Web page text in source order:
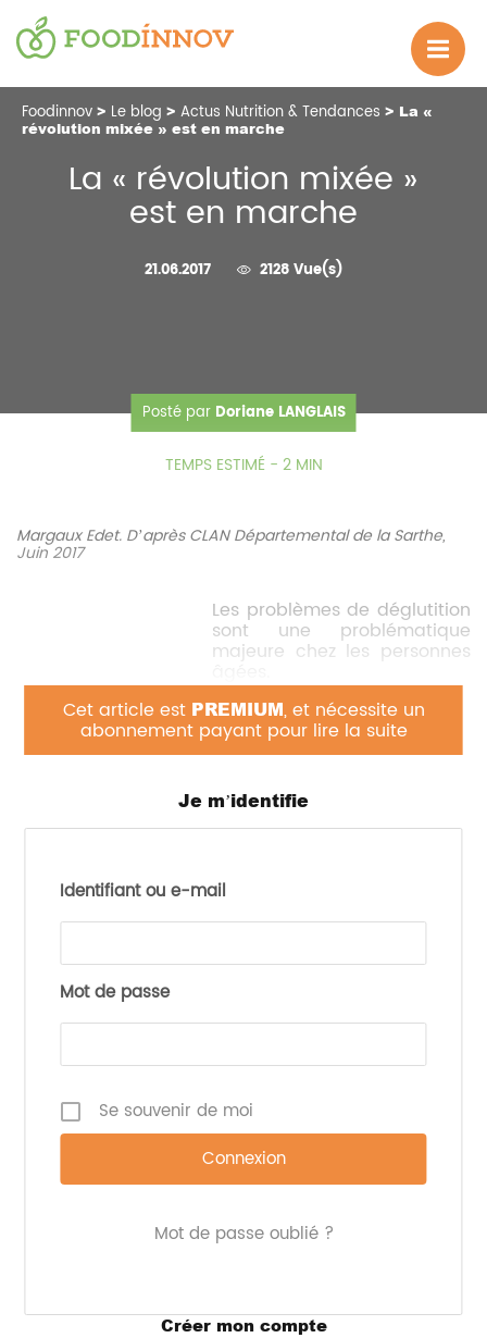
Foodinnov > Le blog > Actus Nutrition & Tendances > La «
révolution mixée » est en marche
La « révolution mixée »
est en marche
21.06.2017 2128 Vue(s)
Posté par Doriane LANGLAIS
Cet article est PREMIUM, et nécessite un
abonnement payant pour lire la suite
Je m’identifie
Identifiant ou e-mail
Mot de passe
Se souvenir de moi
Mot de passe oublié ?
Créer mon compte
TEMPS ESTIMÉ - 2 MIN
Margaux Edet. D’après CLAN Départemental de la Sarthe,
Juin 2017
Les problèmes de déglutition
sont une problématique
majeure chez les personnes
Le Comité Liaison
Alimentation Nutrition (CLAN)
départemental de la Sarthe
problématique de façon
concrète et ainsi a
coordonné la publication du
avec le soutien de plusieurs partenaires dont la
Mutualité Française Pays de la Loire. Ce livre se
veut être un outil pratique, il s’adresse aux
leur entourage et aux structures sanitaires et
médico-sociales.
Composé de deux parties – la première « Outils de
pour objectif d’encourager les patients à cuisiner
Les grands classiques de la gastronomie sont repris
et adaptés pour répondre aux besoins nutritionnels
spécifiques des personnes souffrant de dénutrition.
Le livre est actuellement disponible auprès du